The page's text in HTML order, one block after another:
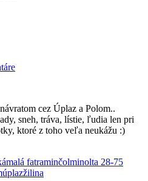
cez Úplaz a Polom..
sneh, tráva, lístie, ľudia len pri
ktoré z toho veľa neukážu :)
malá fatraminčolminolta 28-75
úplazžilina